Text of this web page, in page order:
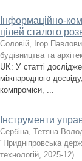
Інформаційно-
цілей сталого
Соловій, Ігор
будівництва та
UK: У статті
міжнародного
компроміси, ...
Інструменти
Сербіна, Тетяна
"Придніпровська
технологій, 2025-12)